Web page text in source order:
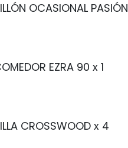
OCASIONAL PASIÓN
EZRA 90 x 1
CROSSWOODx 4